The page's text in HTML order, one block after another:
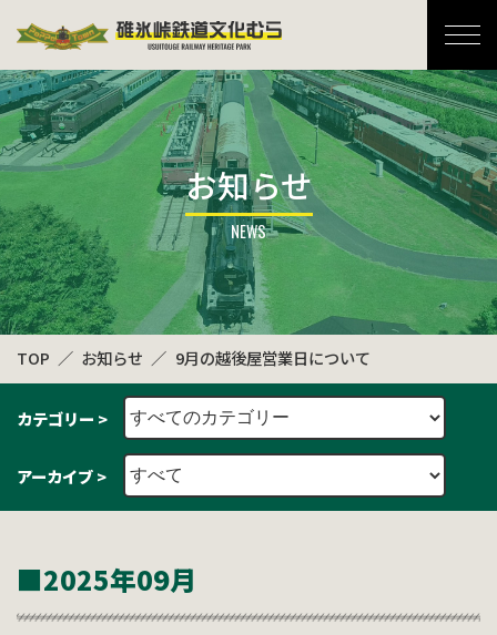
お知らせ
TOP お知らせ 9月の越後屋営業日について
カテゴリー >
アーカイブ >
■2025年09月